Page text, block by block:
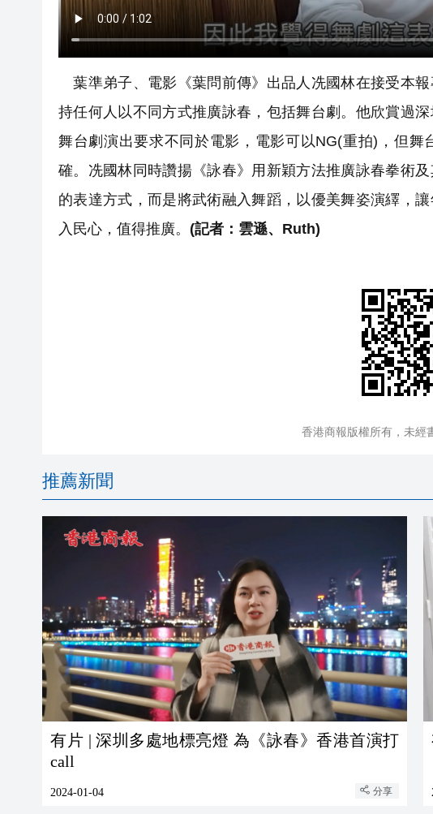
葉準弟子、電影《葉問前傳》出品人冼國林在接受本
持任何人以不同方式推廣詠春，包括舞台劇。他欣賞過
舞台劇演出要求不同於電影，電影可以NG(重拍)，但
確。冼國林同時讚揚《詠春》用新穎方法推廣詠春拳術
的表達方式，而是將武術融入舞蹈，以優美舞姿演繹，
入民心，值得推廣。 (記者：雲遜、Ruth)
香港商報版權所有，未經
推薦新聞
有片 | 深圳多處地標亮燈 為《詠春》香港首演打
call
2024-01-04 分享